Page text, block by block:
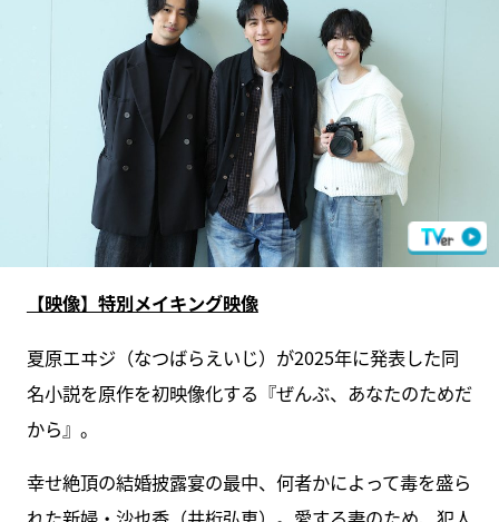
【映像】特別メイキング映像
夏原エヰジ（なつばらえいじ）が2025年に発表した同
名小説を原作を初映像化する『ぜんぶ、あなたのためだ
から』。
幸せ絶頂の結婚披露宴の最中、何者かによって毒を盛ら